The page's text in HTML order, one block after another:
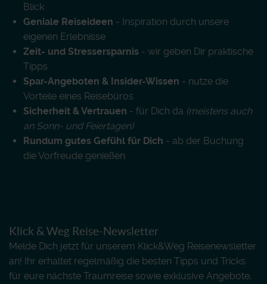
Blick
Geniale Reiseideen - Inspiration durch unsere
eigenen Erlebnisse
Zeit- und Stressersparnis - wir geben Dir praktische
Tipps
Spar-Angeboten & Insider-Wissen - nutze die
Vorteile eines Reisebüros
Sicherheit & Vertrauen - für Dich da (meistens auch
an Sonn- und Feiertagen)
Rundum gutes Gefühl für Dich - ab der Buchung
die Vorfreude genießen
Klick & Weg Reise-Newsletter
Melde Dich jetzt für unserem Klick&Weg Reisenewsletter
an! Ihr erhaltet regelmäßig die besten Tipps und Tricks
für eure nächste Traumreise sowie exklusive Angebote,